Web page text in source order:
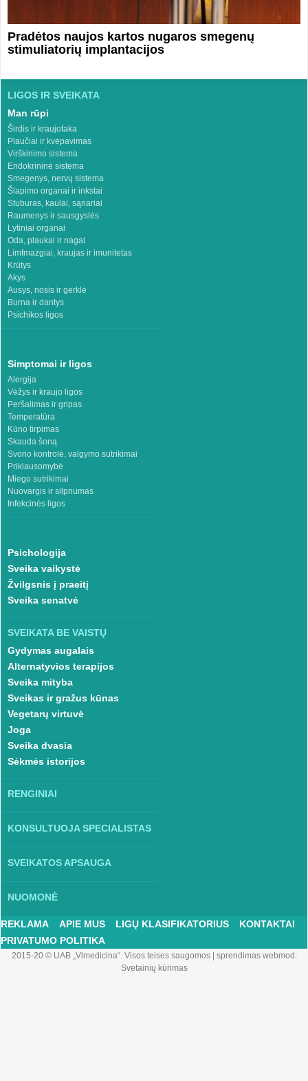
Pradėtos naujos kartos nugaros smegenų
stimuliatorių implantacijos
LIGOS IR SVEIKATA
Man rūpi
Širdis ir kraujotaka
Plaučiai ir kvėpavimas
Virškinimo sistema
Endokrininė sistema
Smegenys, nervų sistema
Šlapimo organai ir inkstai
Stuburas, kaulai, sąnariai
Raumenys ir sausgyslės
Lytiniai organai
Oda, plaukai ir nagai
Limfmazgiai, kraujas ir imunitetas
Krūtys
Akys
Ausys, nosis ir gerklė
Burna ir dantys
Psichikos ligos
Simptomai ir ligos
Alergija
Vėžys ir kraujo ligos
Peršalimas ir gripas
Temperatūra
Kūno tirpimas
Skauda šoną
Svorio kontrolė, valgymo sutrikimai
Priklausomybė
Miego sutrikimai
Nuovargis ir silpnumas
Infekcinės ligos
Psichologija
Sveika vaikystė
Žvilgsnis į praeitį
Sveika senatvė
SVEIKATA BE VAISTŲ
Gydymas augalais
Alternatyvios terapijos
Sveika mityba
Sveikas ir gražus kūnas
Vegetarų virtuvė
Joga
Sveika dvasia
Sėkmės istorijos
RENGINIAI
KONSULTUOJA SPECIALISTAS
SVEIKATOS APSAUGA
NUOMONĖ
REKLAMA APIE MUS LIGŲ KLASIFIKATORIUS
KONTAKTAI
PRIVATUMO POLITIKA
2015-20 © UAB „Vlmedicina“. Visos teises saugomos| sprendimas webmod:
Svetainių kūrimas